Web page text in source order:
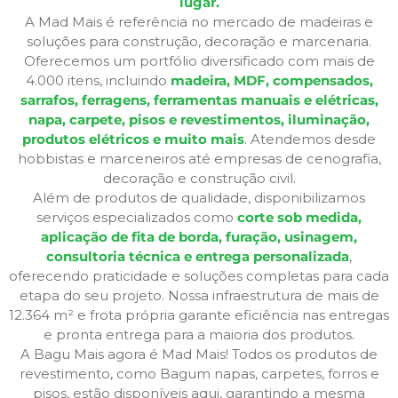
A Mad Mais é referência no mercado de madeiras e
soluções para construção, decoração e marcenaria.
Oferecemos um portfólio diversificado com mais de
4.000 itens, incluindo madeira, MDF, compensados,
sarrafos, ferragens, ferramentas manuais e elétricas,
napa, carpete, pisos e revestimentos, iluminação,
produtos elétricos e muito mais. Atendemos desde
hobbistas e marceneiros até empresas de cenografia,
decoração e construção civil.
Além de produtos de qualidade, disponibilizamos
serviços especializados como corte sob medida,
aplicação de fita de borda, furação, usinagem,
consultoria técnica e entrega personalizada,
oferecendo praticidade e soluções completas para cada
etapa do seu projeto. Nossa infraestrutura de mais de
12.364 m² e frota própria garante eficiência nas entregas
e pronta entrega para a maioria dos produtos.
A Bagu Mais agora é Mad Mais! Todos os produtos de
revestimento, como Bagum napas, carpetes, forros e
pisos, estão disponíveis aqui, garantindo a mesma